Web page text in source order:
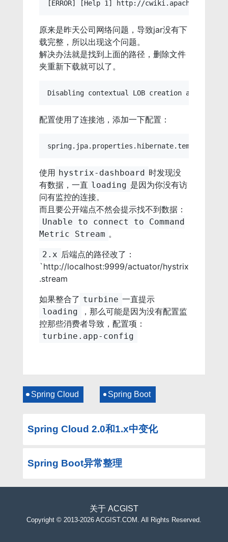
原来是昨天公司网络问题，导致jar没有下
载完整，所以出现这个问题。
解决办法就是找到上面的路径，删除文件
夹重新下载就可以了。
配置使用了连接池，添加一下配置：
使用 hystrix-dashboard 时发现没
有数据，一直 loading 是因为你没有访
问有监控的连接。
而且要公开端点不然会提示找不到数据：
Unable to connect to Command
Metric Stream 。
2.x 后端点的路径改了：
`http://localhost:9999/actuator/hystrix
.stream
如果整合了 turbine 一直提示
loading
，那么可能是因为没有配置监
控那些消费者导致，配置项：
turbine.app-config
Spring Cloud Spring Boot
Spring Cloud 2.0和1.x中变化
Spring Boot异常整理
关于 ACGIST
Copyright © 2013-2026 ACGIST.COM. All Rights Reserved.